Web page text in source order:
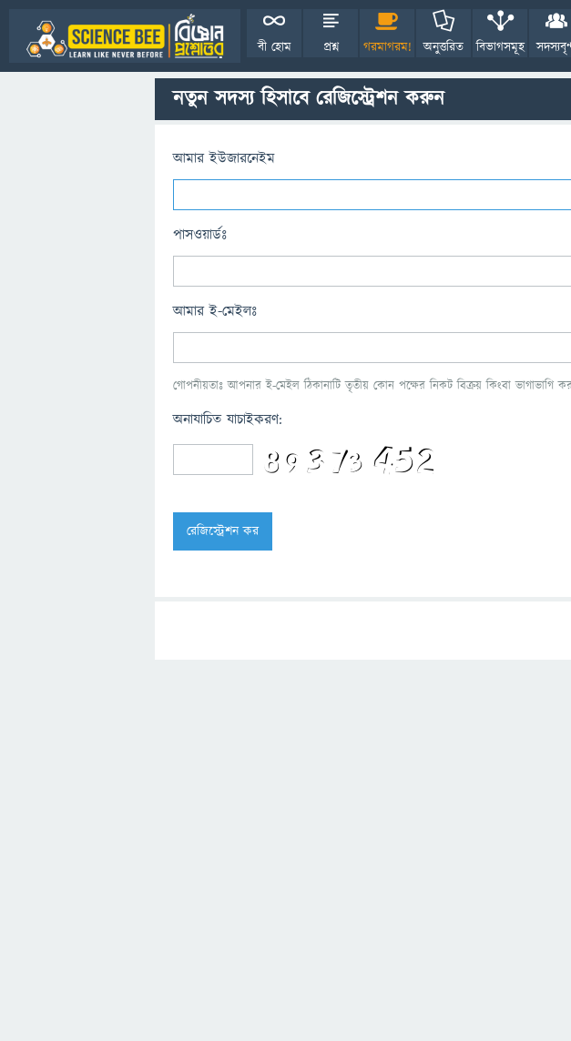
বী হোম প্রশ্ন গরমাগরম! অনুত্তরিত বিভাগসমূহ
নতুন সদস্য হিসাবে রেজিস্ট্রেশন করুন
আমার ইউজারনেইম
পাসওয়ার্ডঃ
আমার ই-মেইলঃ
গোপনীয়তাঃ আপনার ই-মেইল ঠিকানাটি তৃতীয় কোন পক্ষের নিকট বিক্রয় কিংবা ভাগাভাগি
অনাযাচিত যাচাইকরণ: